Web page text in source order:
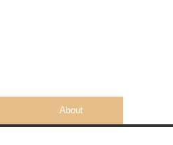
About